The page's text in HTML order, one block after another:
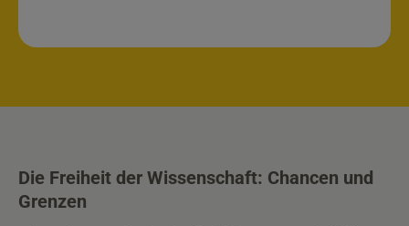
Die Freiheit der Wissenschaft: Chancen und
Grenzen